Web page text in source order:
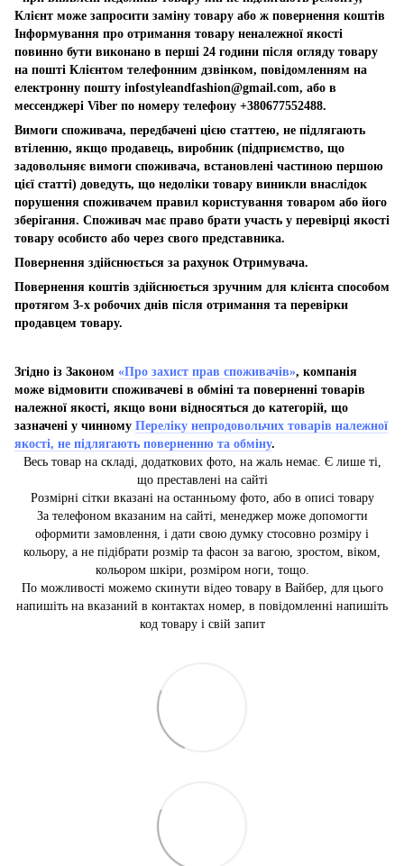
Клієнт може запросити заміну товару або ж повернення коштів
Інформування про отримання товару неналежної якості
повинно бути виконано в перші 24 години після огляду товару
на пошті Клієнтом телефонним дзвінком, повідомленням на
електронну пошту infostyleandfashion@gmail.com, або в
мессенджері Viber по номеру телефону +380677552488.
Вимоги споживача, передбачені цією статтею, не підлягають
втіленню, якщо продавець, виробник (підприємство, що
задовольняє вимоги споживача, встановлені частиною першою
цієї статті) доведуть, що недоліки товару виникли внаслідок
порушення споживачем правил користування товаром або його
зберігання. Споживач має право брати участь у перевірці якості
товару особисто або через свого представника.
Повернення здійснюється за рахунок Отримувача.
Повернення коштів здійснюється зручним для клієнта способом
протягом 3-х робочих днів після отримання та перевірки
продавцем товару.
Згідно із Законом «Про захист прав споживачів», компанія
може відмовити споживачеві в обміні та поверненні товарів
належної якості, якщо вони відносяться до категорій, що
зазначені у чинному Переліку непродовольчих товарів належної
якості, не підлягають поверненню та обміну.
Весь товар на складі, додаткових фото, на жаль немає. Є лише ті,
що преставлені на сайті
Розмірні сітки вказані на останньому фото, або в описі товару
За телефоном вказаним на сайті, менеджер може допомогти
оформити замовлення, і дати свою думку стосовно розміру і
кольору, а не підібрати розмір та фасон за вагою, зростом, віком,
кольором шкіри, розміром ноги, тощо.
По можливості можемо скинути відео товару в Вайбер, для цього
напишіть на вказаний в контактах номер, в повідомленні напишіть
код товару і свій запит